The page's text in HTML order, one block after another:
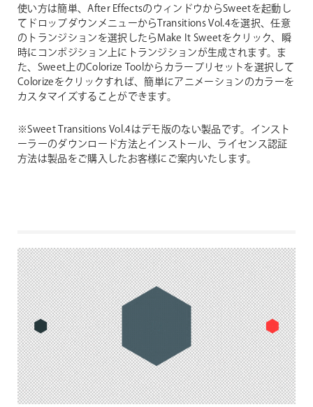
使い方は簡単、After EffectsのウィンドウからSweetを起動し
てドロップダウンメニューからTransitions Vol.4を選択、任意
のトランジションを選択したらMake It Sweetをクリック、瞬
時にコンポジション上にトランジションが生成されます。ま
た、Sweet上のColorize Toolからカラープリセットを選択して
Colorizeをクリックすれば、簡単にアニメーションのカラーを
カスタマイズすることができます。
※Sweet Transitions Vol.4はデモ版のない製品です。インスト
ーラーのダウンロード方法とインストール、ライセンス認証
方法は製品をご購入したお客様にご案内いたします。